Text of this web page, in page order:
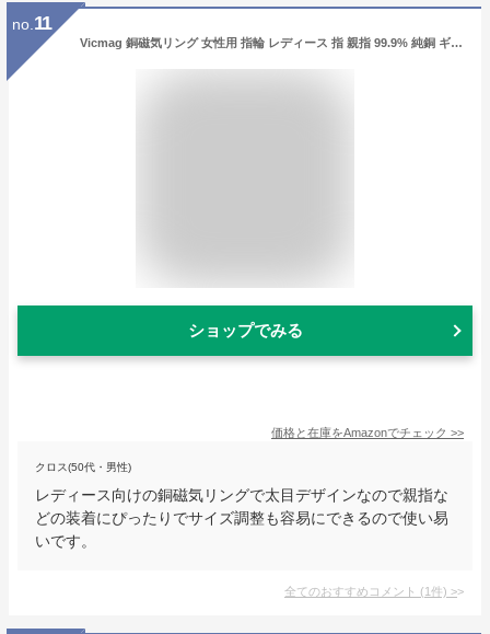
no. 11
Vicmag 銅磁気リング 女性用 指輪 レディース 指 親指 99.9% 純銅 ギフト 2個 調節可能, 金属, 宝石なし
ショップでみる
価格と在庫をAmazonでチェック >>
クロス(50代・男性)
レディース向けの銅磁気リングで太目デザインなので親指な
どの装着にぴったりでサイズ調整も容易にできるので使い易
いです。
全てのおすすめコメント (1件) >